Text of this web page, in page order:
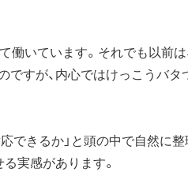
働いています。それでも以前は
すが、内心ではけっこうバタ
できるか」と頭の中で自然に
実感があります。